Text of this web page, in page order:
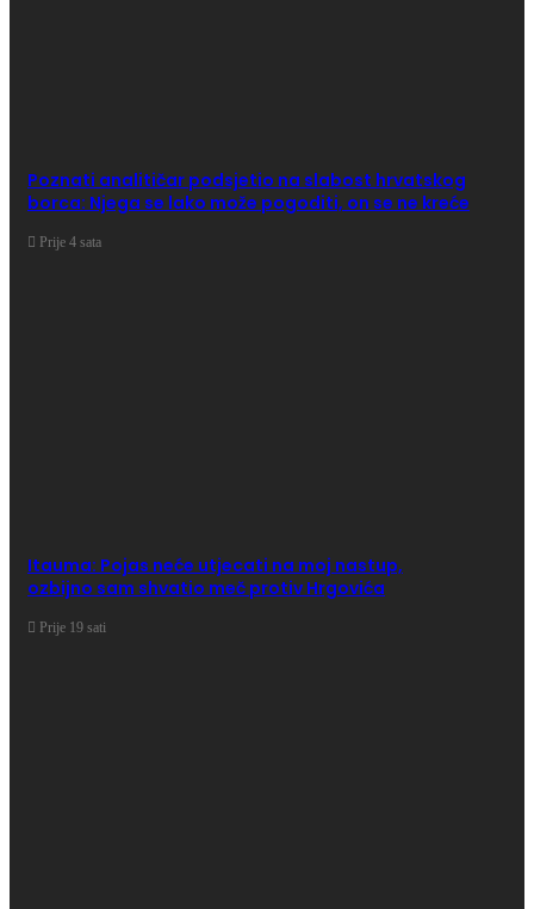
Poznati analitičar podsjetio na slabost hrvatskog
borca: Njega se lako može pogoditi, on se ne kreće
Prije 4 sata
Itauma: Pojas neće utjecati na moj nastup,
ozbijno sam shvatio meč protiv Hrgovića
Prije 19 sati